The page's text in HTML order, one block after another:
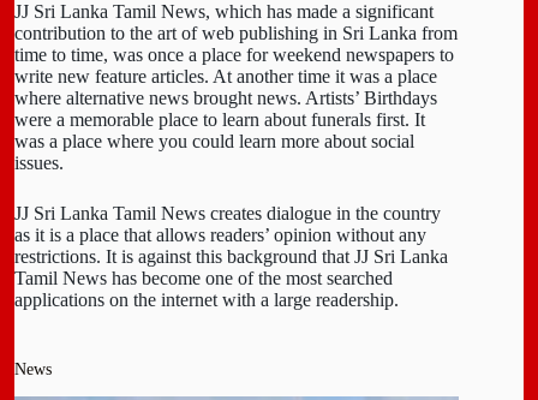
JJ Sri Lanka Tamil News, which has made a significant
contribution to the art of web publishing in Sri Lanka from
time to time, was once a place for weekend newspapers to
write new feature articles. At another time it was a place
where alternative news brought news. Artists’ Birthdays
were a memorable place to learn about funerals first. It
was a place where you could learn more about social
issues.
JJ Sri Lanka Tamil News creates dialogue in the country
as it is a place that allows readers’ opinion without any
restrictions. It is against this background that JJ Sri Lanka
Tamil News has become one of the most searched
applications on the internet with a large readership.
News